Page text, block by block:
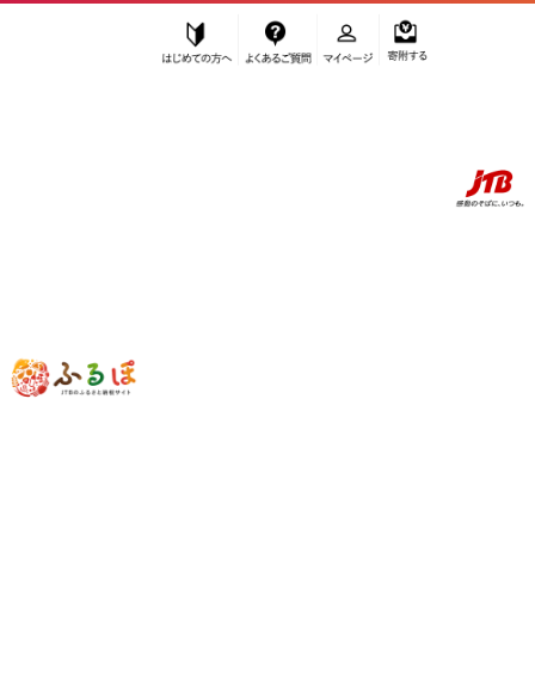
ふるぽ JTBのふるさと納税サイト
川崎市